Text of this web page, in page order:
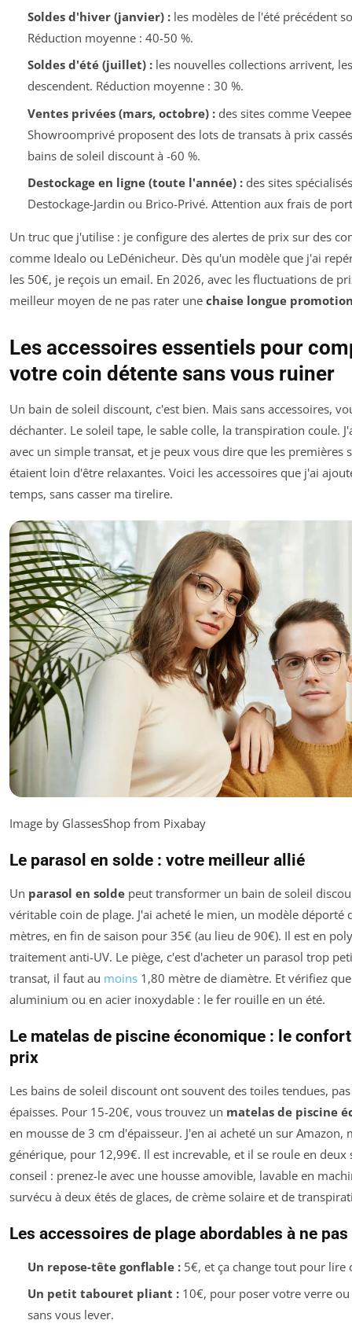
Soldes d'hiver (janvier) :les modèles de l'été précédent
Réduction moyenne : 40-50 %.
Soldes d'été (juillet) :les nouvelles collections arrivent,
descendent. Réduction moyenne : 30 %.
Ventes privées (mars, octobre) :des sites comme
Showroomprivé proposent des lots de transats à prix
bains de soleil discount à -60 %.
Destockage en ligne (toute l'année) :des sites
Destockage-Jardin ou Brico-Privé. Attention aux frais de
Un truc que j'utilise : je configure des alertes de prix sur des
comme Idealo ou LeDénicheur. Dès qu'un modèle que j'ai
les 50€, je reçois un email. En 2026, avec les fluctuations de
meilleur moyen de ne pas rater une chaise longue
Les accessoires essentiels pour
votre coin détente sans vous ruiner
Un bain de soleil discount, c'est bien. Mais sans accessoires,
déchanter. Le soleil tape, le sable colle, la transpiration coule.
avec un simple transat, et je peux vous dire que les premières
étaient loin d'être relaxantes. Voici les accessoires que j'ai
temps, sans casser ma tirelire.
Image by GlassesShop from Pixabay
Le parasol en solde : votre meilleur allié
Un parasol en solde peut transformer un bain de soleil
véritable coin de plage. J'ai acheté le mien, un modèle déporté
mètres, en fin de saison pour 35€ (au lieu de 90€). Il est en
traitement anti-UV. Le piège, c'est d'acheter un parasol trop
transat, il faut au moins 1,80 mètre de diamètre. Et vérifiez
aluminium ou en acier inoxydable : le fer rouille en un été.
Le matelas de piscine économique : le
prix
Les bains de soleil discount ont souvent des toiles tendues,
épaisses. Pour 15-20€, vous trouvez un matelas de piscine
en mousse de 3 cm d'épaisseur. J'en ai acheté un sur Amazon,
générique, pour 12,99€. Il est increvable, et il se roule en deux
conseil : prenez-le avec une housse amovible, lavable en
survécu à deux étés de glaces, de crème solaire et de
Les accessoires de plage abordables à ne
Un repose-tête gonflable :5€, et ça change tout pour lire
Un petit tabouret pliant :10€, pour poser votre verre
sans vous lever.